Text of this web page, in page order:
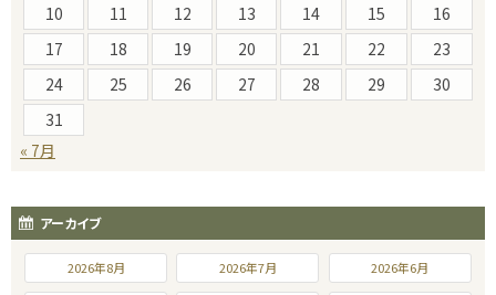
10
11 12 13 14 15
16
17
18 19 20 21 22
23
24
25 26 27 28 29
30
31
« 7月
アーカイブ
2026年8月 2026年7月 2026年6月